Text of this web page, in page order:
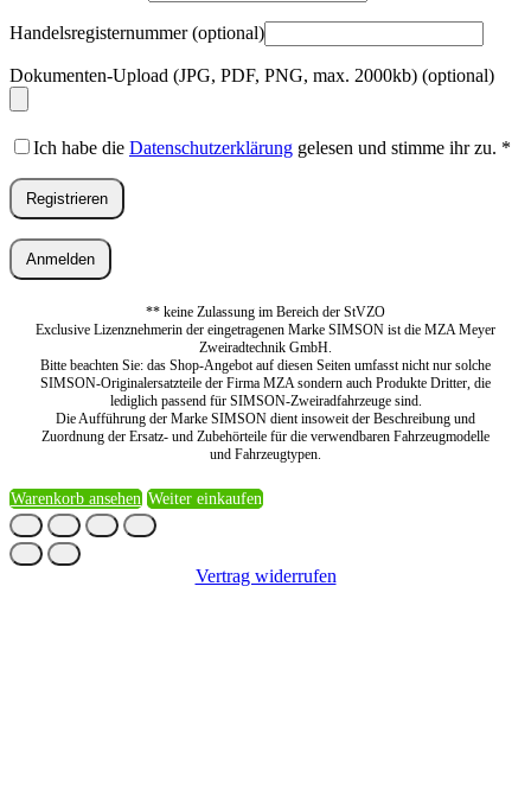
Handelsregisternummer(optional)
Dokumenten-Upload (JPG, PDF, PNG, max. 2000kb) (optional)
Ich habe die Datenschutzerklärung gelesen und stimme ihr zu. *
Registrieren
Anmelden
** keine Zulassung im Bereich der StVZO
Exclusive Lizenznehmerin der eingetragenen Marke SIMSON ist die MZA Meyer
Zweiradtechnik GmbH.
Bitte beachten Sie: das Shop-Angebot auf diesen Seiten umfasst nicht nur solche
SIMSON-Originalersatzteile der Firma MZA sondern auch Produkte Dritter, die
lediglich passend für SIMSON-Zweiradfahrzeuge sind.
Die Aufführung der Marke SIMSON dient insoweit der Beschreibung und
Zuordnung der Ersatz- und Zubehörteile für die verwendbaren Fahrzeugmodelle
und Fahrzeugtypen.
Warenkorb ansehen Weiter einkaufen
Vertrag widerrufen